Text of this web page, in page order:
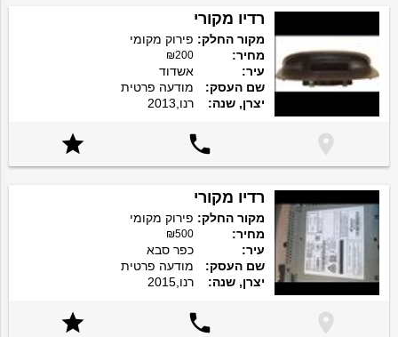
רדיו מקורי
מקור החלק: פירוק מקומי
מחיר:
₪200
עיר:
אשדוד
שם העסק:
מודעה פרטית
יצרן, שנה:
רנו,2013



רדיו מקורי
מקור החלק: פירוק מקומי
מחיר:
₪500
עיר:
כפר סבא
שם העסק:
מודעה פרטית
יצרן, שנה:
רנו,2015


